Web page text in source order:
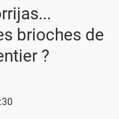
brioches de
?